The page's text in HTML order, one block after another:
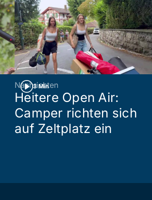
3 Min
Nachrichten
Heitere Open Air:
Camper richten sich
auf Zeltplatz ein